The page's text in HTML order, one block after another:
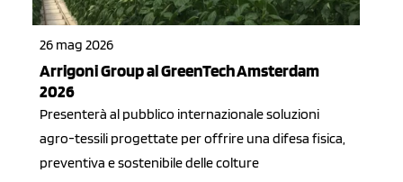
26 mag 2026
Arrigoni Group al GreenTech Amsterdam
2026
Presenterà al pubblico internazionale soluzioni
agro-tessili progettate per offrire una difesa fisica,
preventiva e sostenibile delle colture